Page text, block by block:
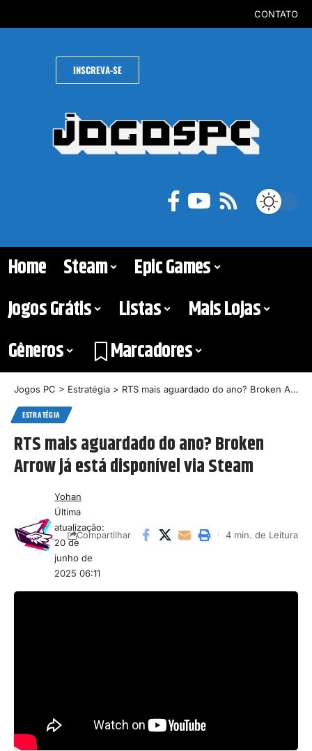
CONTATO
INSCREVA-SE
Home Steam
Epic Games
Jogos Grátis
Listas
Mais Lojas
Gêneros
Marcadores
Jogos PC > Estratégia > RTS mais aguardado do ano? Broken Arrow já está disponível via Steam
ESTRATÉGIA
RTS mais aguardado do ano? Broken
Arrow já está disponível via Steam
Última
atualização:
20 de
junho de
2025 06:11
Yohan
Compartilhar 4 min. de Leitura